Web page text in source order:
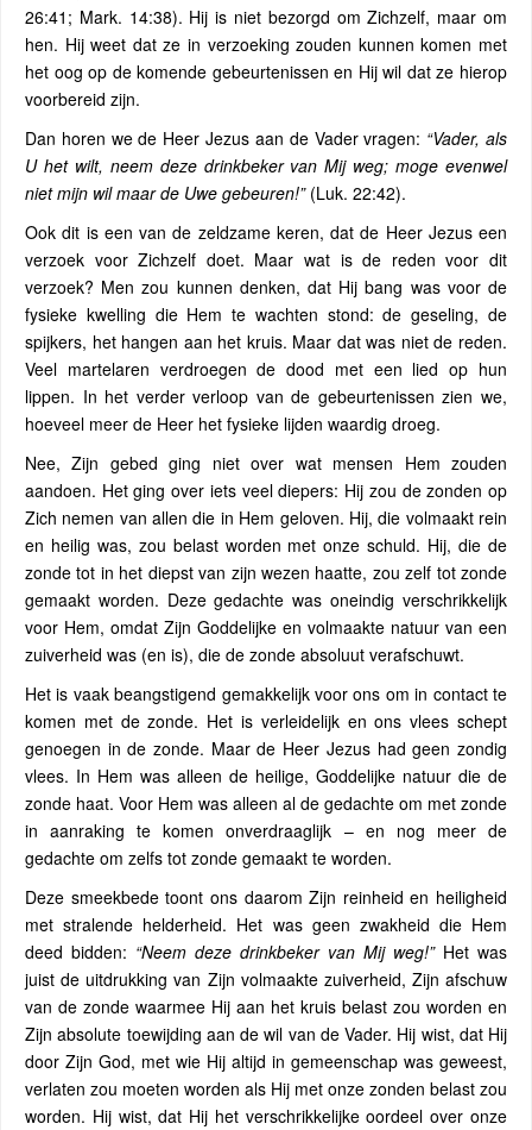
26:41; Mark. 14:38). Hij is niet bezorgd om Zichzelf, maar om
hen. Hij weet dat ze in verzoeking zouden kunnen komen met
het oog op de komende gebeurtenissen en Hij wil dat ze hierop
voorbereid zijn.
Dan horen we de Heer Jezus aan de Vader vragen: “Vader, als
U het wilt, neem deze drinkbeker van Mij weg; moge evenwel
niet mijn wil maar de Uwe gebeuren!”(Luk. 22:42).
Ook dit is een van de zeldzame keren, dat de Heer Jezus een
verzoek voor Zichzelf doet. Maar wat is de reden voor dit
verzoek? Men zou kunnen denken, dat Hij bang was voor de
fysieke kwelling die Hem te wachten stond: de geseling, de
spijkers, het hangen aan het kruis. Maar dat was niet de reden.
Veel martelaren verdroegen de dood met een lied op hun
lippen. In het verder verloop van de gebeurtenissen zien we,
hoeveel meer de Heer het fysieke lijden waardig droeg.
Nee, Zijn gebed ging niet over wat mensen Hem zouden
aandoen. Het ging over iets veel diepers: Hij zou de zonden op
Zich nemen van allen die in Hem geloven. Hij, die volmaakt rein
en heilig was, zou belast worden met onze schuld. Hij, die de
zonde tot in het diepst van zijn wezen haatte, zou zelf tot zonde
gemaakt worden. Deze gedachte was oneindig verschrikkelijk
voor Hem, omdat Zijn Goddelijke en volmaakte natuur van een
zuiverheid was (en is), die de zonde absoluut verafschuwt.
Het is vaak beangstigend gemakkelijk voor ons om in contact te
komen met de zonde. Het is verleidelijk en ons vlees schept
genoegen in de zonde. Maar de Heer Jezus had geen zondig
vlees. In Hem was alleen de heilige, Goddelijke natuur die de
zonde haat. Voor Hem was alleen al de gedachte om met zonde
in aanraking te komen onverdraaglijk – en nog meer de
gedachte om zelfs tot zonde gemaakt te worden.
Deze smeekbede toont ons daarom Zijn reinheid en heiligheid
met stralende helderheid. Het was geen zwakheid die Hem
deed bidden: “Neem deze drinkbeker van Mij weg!”Het was
juist de uitdrukking van Zijn volmaakte zuiverheid, Zijn afschuw
van de zonde waarmee Hij aan het kruis belast zou worden en
Zijn absolute toewijding aan de wil van de Vader. Hij wist, dat Hij
door Zijn God, met wie Hij altijd in gemeenschap was geweest,
verlaten zou moeten worden als Hij met onze zonden belast zou
worden. Hij wist, dat Hij het verschrikkelijke oordeel over onze